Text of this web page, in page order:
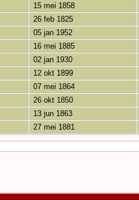
15 mei 1858
26 feb 1825
05 jan 1952
16 mei 1885
02 jan 1930
12 okt 1899
07 mei 1864
26 okt 1850
13 jun 1863
27 mei 1881